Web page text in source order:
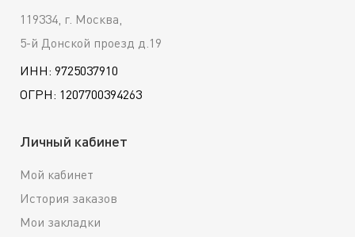
119334, г. Москва,
5-й Донской проезд д.19
ИНН: 9725037910
ОГРН: 1207700394263
Личный кабинет
Мой кабинет
История заказов
Мои закладки